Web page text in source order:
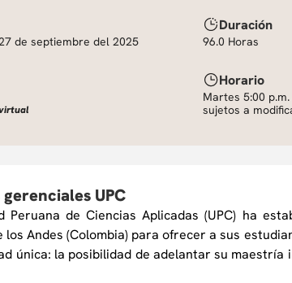
de septiembre del 2025
Duración
96.0 Horas
Horario
Martes 5:00
sujetos a
UPC
Peruana de Ciencias Aplicadas (UPC) ha
los Andes (Colombia) para ofrecer a sus
única: la posibilidad de adelantar su